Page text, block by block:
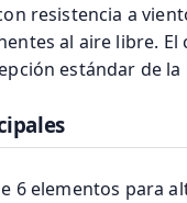
resistencia a
al aire libre.
estándar de
6 elementos para